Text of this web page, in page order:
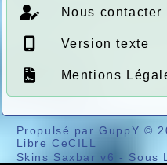
Nous contacter
Version texte
Mentions
Propulsé par GuppY ©
Libre CeCILL
Skins Saxbar v6 - Sous